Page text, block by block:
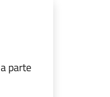
parte